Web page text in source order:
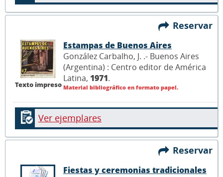
Reservar
Texto impreso
Estampas de Buenos Aires
González Carbalho, J. .- Buenos Aires
(Argentina) : Centro editor de América
Latina, 1971.
Material bibliográfico en formato papel.
Ver ejemplares
Reservar
Fiestas y ceremonias tradicionales